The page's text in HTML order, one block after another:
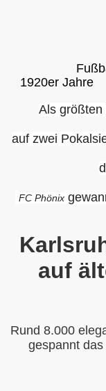
1920er Jahre
Als größten
auf zwei
FC Phönix
auf
Rund 8.000
gespannt